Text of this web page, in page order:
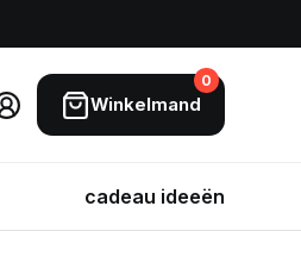
0
Winkelmand
cadeau ideeën